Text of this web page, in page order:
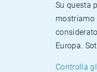
Su questa
mostriamo
Europa.
Controlla